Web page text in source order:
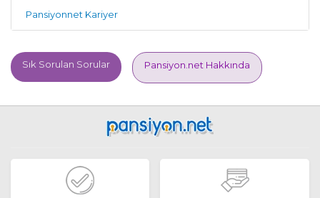
Pansiyonnet Kariyer
Sık Sorulan Sorular Pansiyon.net Hakkında